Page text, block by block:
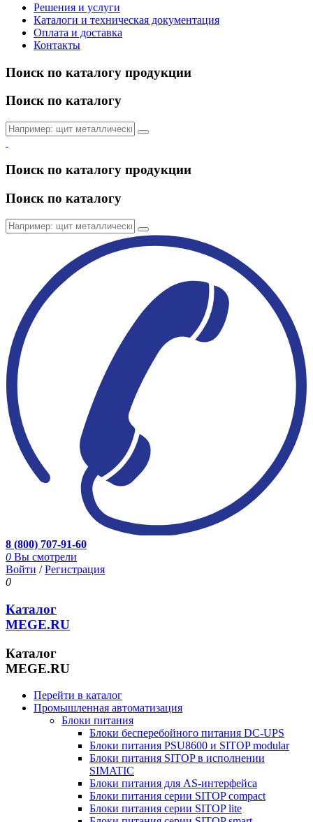
Решения и услуги
Каталоги и техническая документация
Оплата и доставка
Контакты
Поиск по каталогу продукции
Поиск по каталогу
Поиск по каталогу продукции
Поиск по каталогу
8 (800) 707-91-60
0 Вы смотрели
Войти /Регистрация
0
Каталог
MEGE.RU
Каталог
MEGE.RU
Перейти в каталог
Промышленная автоматизация
Блоки питания
Блоки бесперебойного питания DC-UPS
Блоки питания PSU8600 и SITOP modular
Блоки питания SITOP в исполнении
SIMATIC
Блоки питания для AS-интерфейса
Блоки питания серии SITOP compact
Блоки питания серии SITOP lite